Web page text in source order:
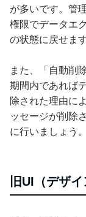
が多いです。管
権限でデータエ
の状態に戻せます
また、「自動削
期間内であれば
除された理由に
ッセージが削除
に行いましょう。
旧UI（デザ